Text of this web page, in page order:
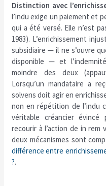
Distinction avec
l’indu exige un paiement et
qui a été versé. Elle n’est
1983). L’enrichissement
subsidiaire — il ne s’ouvre
disponible — et
moindre des deux
Lorsqu’un mandataire a
solvens doit agir en
non en répétition de l’indu
véritable créancier
recourir à l’action de in rem
deux mécanismes sont
différence entre
?.